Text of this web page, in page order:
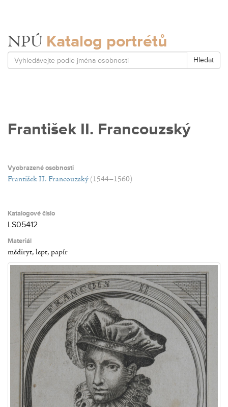
NPÚ Katalog portrétů
Hledat
František II. Francouzský
Vyobrazené osobnosti
František II. Francouzský (1544–1560)
Katalogové číslo
LS05412
Materiál
mědiryt, lept, papír